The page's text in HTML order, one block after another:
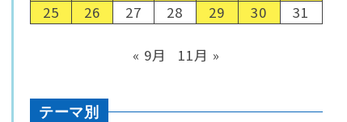
25
26 27 28 29 30 31
« 9月 11月 »
テーマ別